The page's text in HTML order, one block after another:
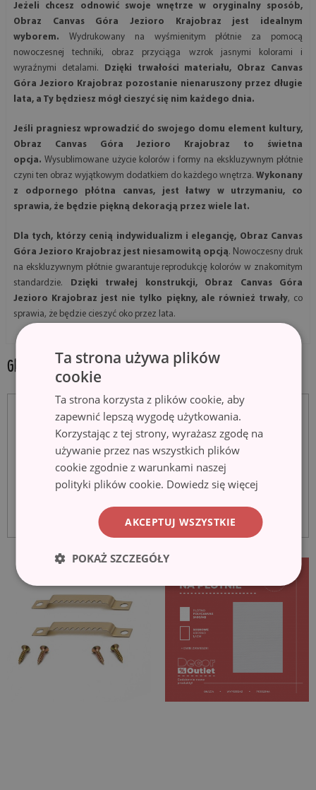
Jeżeli chcesz odnowić swoje wnętrze w oryginalny sposób,
Obraz Canvas Góra Jezioro Krajobraz jest idealnym
wyborem. Wydrukowany na wyśmienitym płótnie za pomocą
nowoczesnej techniki, obraz przyciąga wzrok jasnymi kolorami i
wyraźnymi detalami.
Dzięki trwałości materiału, Obraz Canvas
Góra Jezioro Krajobraz pozostanie nienaruszony przez długie
lata, a Ty będziesz mógł cieszyć się nim każdego dnia.
Jeśli pragniesz wprowadzić do swojego domu element kultury,
Obraz Canvas Góra Jezioro Krajobraz to świetna
opcja. Wysublimowane użycie kolorów i formy na ekskluzywnym płótnie
czyni ten obraz wyjątkowym dodatkiem do każdego wnętrza. Wykonany
z odpornego płótna canvas, jest łatwy w utrzymaniu, co
sprawia, że będzie piękną dekoracją przez wiele lat.
Dla tych, którzy cenią indywidualizm i elegancję, Obraz Canvas
Góra Jezioro Krajobraz jest niesamowitą opcją. Nowoczesny druk
na ekskluzywnym płótnie gwarantuje reprodukcję kolorów w znakomitym
standardzie.
Dzięki trwałej konstrukcji, Obraz Canvas Góra
Jezioro Krajobraz jest nie tylko piękny, ale również trwały, co
sprawia, że będzie cieszyć oko przez lata.
GALERIA PRODUKTU:Ta strona używa plików
cookie
Ta strona korzysta z plików cookie, aby
zapewnić lepszą wygodę użytkowania.
Korzystając z tej strony, wyrażasz zgodę na
używanie przez nas wszystkich plików
cookie zgodnie z warunkami naszej
polityki plików cookie. Dowiedz się więcej
AKCEPTUJ WSZYSTKIE
POKAŻ SZCZEGÓŁY